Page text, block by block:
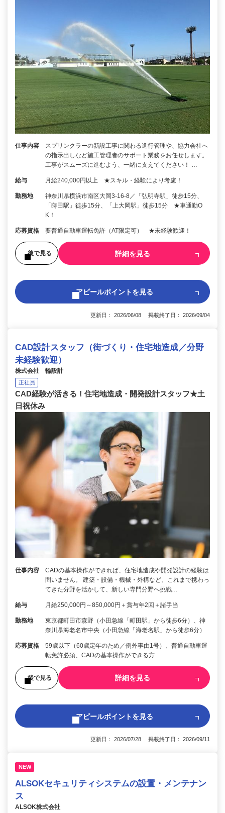
仕事内容
スプリンクラーの新設工事に関わる進行管理や、協力会社へ
の指示出しなど施工管理者のサポート業務をお任せします。
工事がスムーズに進むよう、一緒に支えてください！ …
給与 月給240,000円以上 ★スキル・経験により考慮！
勤務地
神奈川県横浜市南区大岡3-16-8／「弘明寺駅」徒歩15分、
「蒔田駅」徒歩15分、「上大岡駅」徒歩15分 ★車通勤O
K！
応募資格 要普通自動車運転免許（AT限定可） ★未経験歓迎！
後で見る 詳細を見る
アピールポイントを見る
更新日： 2026/06/08 掲載終了日： 2026/09/04
CAD設計スタッフ（街づくり・住宅地造成／分野
未経験歓迎）
株式会社 輪設計
正社員
CAD経験が活きる！住宅地造成・開発設計スタッフ★土
日祝休み
仕事内容
CADの基本操作ができれば、住宅地造成や開発設計の経験は
問いません。 建築・設備・機械・外構など、これまで携わっ
てきた分野を活かして、新しい専門分野へ挑戦…
給与 月給250,000円～850,000円＋賞与年2回＋諸手当
勤務地
東京都町田市森野（小田急線「町田駅」から徒歩6分）、神
奈川県海老名市中央（小田急線「海老名駅」から徒歩6分）
応募資格
59歳以下（60歳定年のため／例外事由1号）、普通自動車運
転免許必須、CADの基本操作ができる方
後で見る 詳細を見る
アピールポイントを見る
更新日： 2026/07/28 掲載終了日： 2026/09/11
NEW
ALSOKセキュリティシステムの設置・メンテナン
ス
ALSOK株式会社